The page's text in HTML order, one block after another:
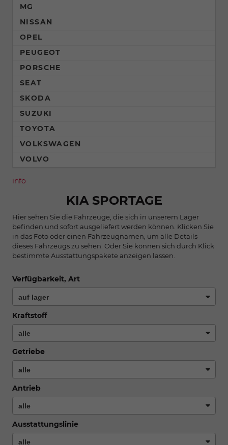
info
KIA SPORTAGE
Hier sehen Sie die Fahrzeuge, die sich in unserem Lager
befinden und sofort ausgeliefert werden können. Klicken Sie
in das Foto oder einen Fahrzeugnamen, um alle Details
dieses Fahrzeugs zu sehen. Oder Sie können sich durch Klick
bestimmte Ausstattungspakete anzeigen lassen.
Verfügbarkeit, Art
Kraftstoff
Getriebe
Antrieb
Ausstattungslinie
MG
NISSAN
OPEL
PEUGEOT
PORSCHE
SEAT
SKODA
SUZUKI
TOYOTA
VOLKSWAGEN
VOLVO